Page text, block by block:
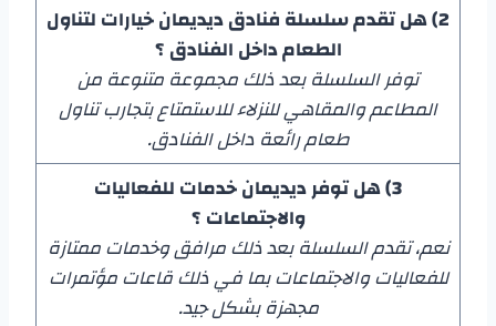
2) هل تقدم سلسلة فنادق ديديمان خيارات لتناول
الطعام داخل الفنادق ؟
توفر السلسلة بعد ذلك مجموعة متنوعة من
المطاعم والمقاهي للنزلاء للاستمتاع بتجارب تناول
طعام رائعة داخل الفنادق.
3) هل توفر ديديمان خدمات للفعاليات
والاجتماعات ؟
نعم، تقدم السلسلة بعد ذلك مرافق وخدمات ممتازة
للفعاليات والاجتماعات بما في ذلك قاعات مؤتمرات
مجهزة بشكل جيد.